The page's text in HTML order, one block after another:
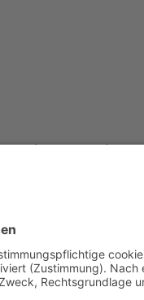
Outlet Center Selb
95100 Selb